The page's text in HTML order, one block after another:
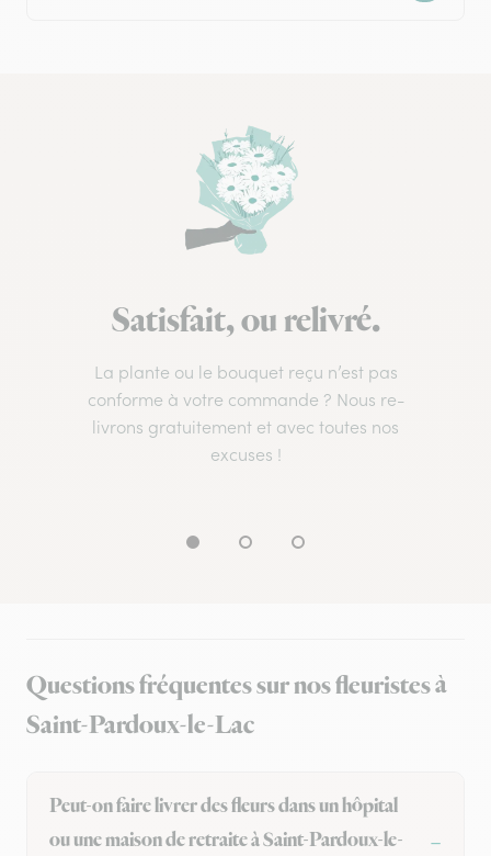
Satisfait, ou relivré.
La plante ou le bouquet reçu n’est pas
conforme à votre commande ? Nous re-
livrons gratuitement et avec toutes nos
excuses !
Questions fréquentes sur nos fleuristes à
Saint-Pardoux-le-Lac
Peut-on faire livrer des fleurs dans un hôpital
ou une maison de retraite à Saint-Pardoux-le-